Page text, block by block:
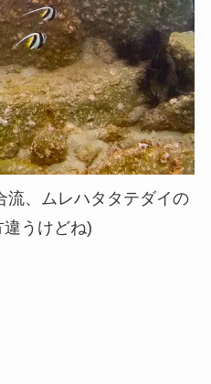
流、ムレハタタテダイの
うけどね)